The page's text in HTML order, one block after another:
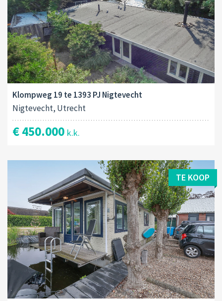
Klompweg 19 te 1393 PJ Nigtevecht
Nigtevecht, Utrecht
€ 450.000 k.k.
TE KOOP